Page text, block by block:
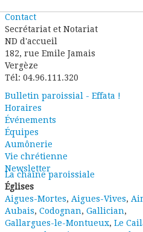
Contact
Secrétariat et Notariat
ND d'accueil
182, rue Emile Jamais
Vergèze
Tél: 04.96.111.320
Bulletin paroissial - Effata !
Horaires
Événements
Équipes
Aumônerie
Vie chrétienne
Newsletter
La chaîne paroissiale
Églises
Aigues-Mortes, Aigues-Vives,
Aubais, Codognan, Gallician,
Gallargues-le-Montueux, Le